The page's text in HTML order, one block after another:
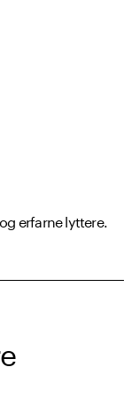
erfarne lyttere.